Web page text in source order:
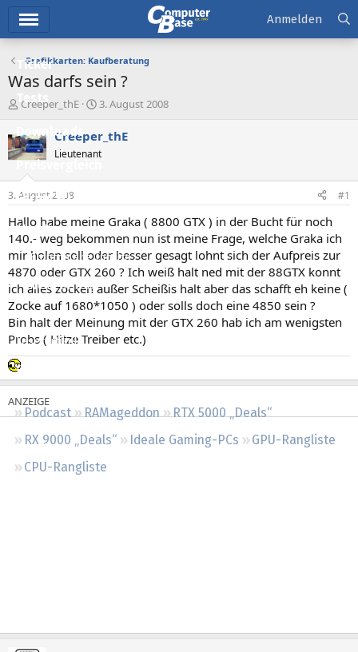
Ticker
Tests
Downloads
Preisvergleich
Forum
Aktuelles
Empfohlene Inhalte
Neue Beiträge
Neueste Aktivitäten
Leserartikel
Regeln
Podcast RAMageddon
RTX 5000 „Deals“
RX 9000 „Deals“
Ideale Gaming-PCs
GPU-Rangliste
CPU-Rangliste
Anmelden
Grafikkarten: Kaufberatung
Was darfs sein ?
E
s
t
e
l
e
r
Creeper_thE
E
s
e
t
a
3. August 2008
Creeper_thE
Lieutenant
3. August 2008 #1
Hallo habe meine Graka ( 8800 GTX ) in der Bucht für noch
140.- weg bekommen nun ist meine Frage, welche Graka ich
mir holen soll oder besser gesagt lohnt sich der Aufpreis zur
4870 oder GTX 260 ? Ich weiß halt ned mit der 88GTX konnt
ich alles zocken außer Scheißis halt aber das schafft eh keine (
Zocke auf 1680*1050 ) oder solls doch eine 4850 sein ?
Bin halt der Meinung mit der GTX 260 hab ich am wenigsten
Probs ( Hitze Treiber etc.)